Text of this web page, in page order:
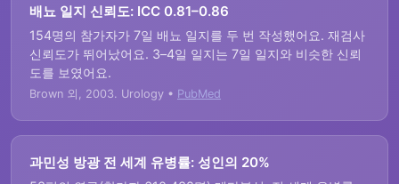
배뇨 일지 신뢰도: ICC 0.81–0.86
154명의 참가자가 7일 배뇨 일지를 두 번 작성했어요. 재검사
신뢰도가 뛰어났어요. 3–4일 일지는 7일 일지와 비슷한 신뢰
도를 보였어요.
Brown 외, 2003. Urology • PubMed
과민성 방광 전 세계 유병률: 성인의 20%